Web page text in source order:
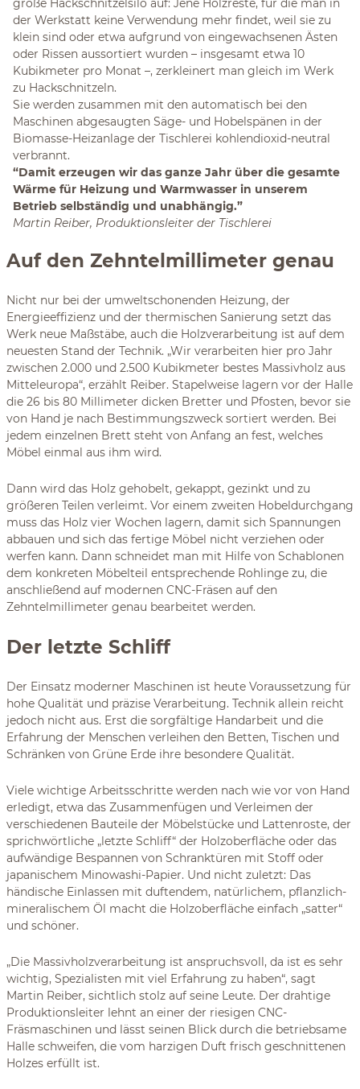
große Hackschnitzelsilo auf: Jene Holzreste, für die man in
der Werkstatt keine Verwendung mehr findet, weil sie zu
klein sind oder etwa aufgrund von eingewachsenen Ästen
oder Rissen aussortiert wurden – insgesamt etwa 10
Kubikmeter pro Monat –, zerkleinert man gleich im Werk
zu Hackschnitzeln.
Sie werden zusammen mit den automatisch bei den
Maschinen abgesaugten Säge- und Hobelspänen in der
Biomasse-Heizanlage der Tischlerei kohlendioxid-neutral
verbrannt.
“Damit erzeugen wir das ganze Jahr über die gesamte
Wärme für Heizung und Warmwasser in unserem
Betrieb selbständig und unabhängig.”
Martin Reiber, Produktionsleiter der Tischlerei
Auf den Zehntelmillimeter genau
Nicht nur bei der umweltschonenden Heizung, der
Energieeffizienz und der thermischen Sanierung setzt das
Werk neue Maßstäbe, auch die Holzverarbeitung ist auf dem
neuesten Stand der Technik. „Wir verarbeiten hier pro Jahr
zwischen 2.000 und 2.500 Kubikmeter bestes Massivholz aus
Mitteleuropa“, erzählt Reiber. Stapelweise lagern vor der Halle
die 26 bis 80 Millimeter dicken Bretter und Pfosten, bevor sie
von Hand je nach Bestimmungszweck sortiert werden. Bei
jedem einzelnen Brett steht von Anfang an fest, welches
Möbel einmal aus ihm wird.
Dann wird das Holz gehobelt, gekappt, gezinkt und zu
größeren Teilen verleimt. Vor einem zweiten Hobeldurchgang
muss das Holz vier Wochen lagern, damit sich Spannungen
abbauen und sich das fertige Möbel nicht verziehen oder
werfen kann. Dann schneidet man mit Hilfe von Schablonen
dem konkreten Möbelteil entsprechende Rohlinge zu, die
anschließend auf modernen CNC-Fräsen auf den
Zehntelmillimeter genau bearbeitet werden.
Der letzte Schliff
Der Einsatz moderner Maschinen ist heute Voraussetzung für
hohe Qualität und präzise Verarbeitung. Technik allein reicht
jedoch nicht aus. Erst die sorgfältige Handarbeit und die
Erfahrung der Menschen verleihen den Betten, Tischen und
Schränken von Grüne Erde ihre besondere Qualität.
Viele wichtige Arbeitsschritte werden nach wie vor von Hand
erledigt, etwa das Zusammenfügen und Verleimen der
verschiedenen Bauteile der Möbelstücke und Lattenroste, der
sprichwörtliche „letzte Schliff“ der Holzoberfläche oder das
aufwändige Bespannen von Schranktüren mit Stoff oder
japanischem Minowashi-Papier. Und nicht zuletzt: Das
händische Einlassen mit duftendem, natürlichem, pflanzlich-
mineralischem Öl macht die Holzoberfläche einfach „satter“
und schöner.
„Die Massivholzverarbeitung ist anspruchsvoll, da ist es sehr
wichtig, Spezialisten mit viel Erfahrung zu haben“, sagt
Martin Reiber, sichtlich stolz auf seine Leute. Der drahtige
Produktionsleiter lehnt an einer der riesigen CNC-
Fräsmaschinen und lässt seinen Blick durch die betriebsame
Halle schweifen, die vom harzigen Duft frisch geschnittenen
Holzes erfüllt ist.